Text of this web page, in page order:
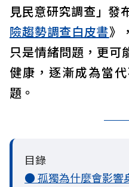
見民意研究調查」發
險趨勢調查白皮書》
只是情緒問題，更可
健康，逐漸成為當
題。
目錄
● 孤獨為什麼會影響